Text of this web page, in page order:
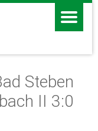
Steben
II 3:0